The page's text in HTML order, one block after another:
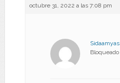
octubre 31, 2022 a las 7:08 pm
Sidaamyas
Bloqueado